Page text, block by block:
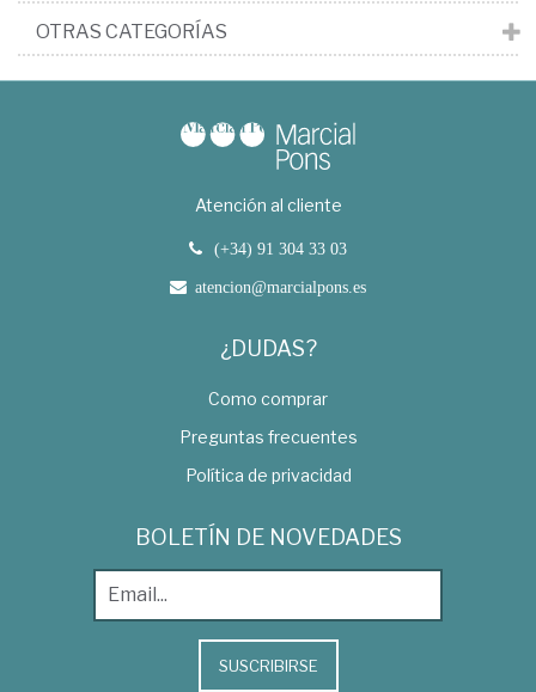
OTRAS CATEGORÍAS
Atención al cliente
(+34) 91 304 33 03
atencion@marcialpons.es
¿DUDAS?
Como comprar
Preguntas frecuentes
Política de privacidad
BOLETÍN DE NOVEDADES
SUSCRIBIRSE